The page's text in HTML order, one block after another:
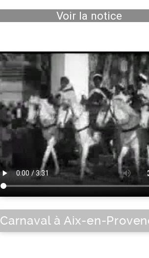
Voir la notice
Carnaval à Aix-en-